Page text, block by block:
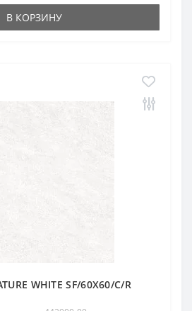
В КОРЗИНУ
WHITE SF/60X60/C/R